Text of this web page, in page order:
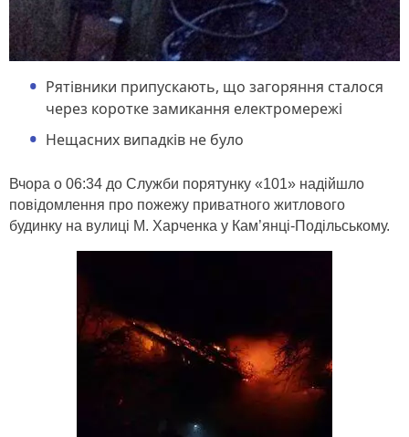
Рятівники припускають, що загоряння сталося
через коротке замикання електромережі
Нещасних випадків не було
Вчора о 06:34 до Служби порятунку «101» надійшло
повідомлення про пожежу приватного житлового
будинку на вулиці М. Харченка у Кам’янці-Подільському.